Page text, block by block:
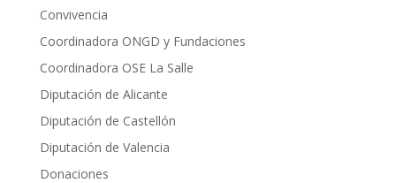
Convivencia
Coordinadora ONGD y Fundaciones
Coordinadora OSE La Salle
Diputación de Alicante
Diputación de Castellón
Diputación de Valencia
Donaciones